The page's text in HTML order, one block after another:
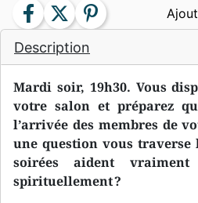
Description
Mardi soir, 19h30. Vous
votre salon et préparez
l’arrivée des membres de
une question vous traverse
soirées aident
spirituellement ?
facebook twitter pinterest